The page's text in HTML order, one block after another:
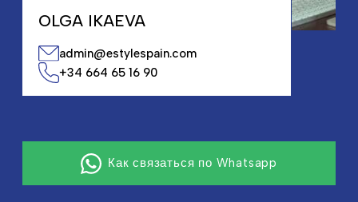
OLGA IKAEVA
admin@estylespain.com
+34 664 65 16 90
Как связаться по Whatsapp